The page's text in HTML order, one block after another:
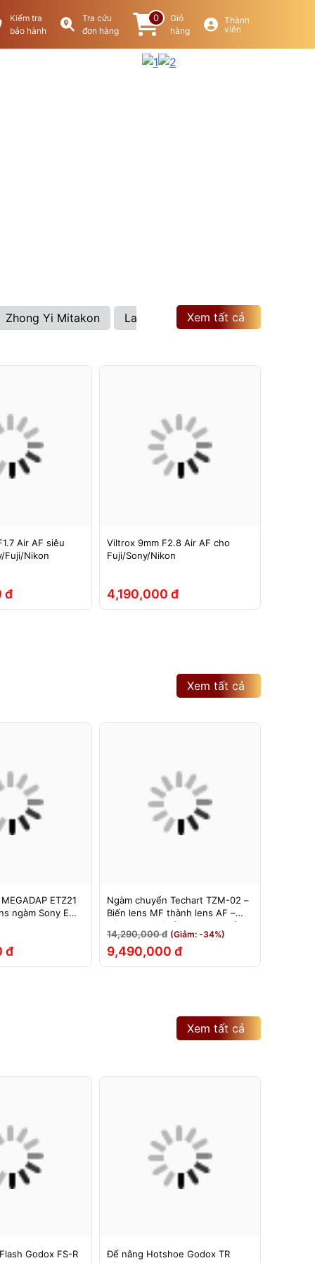
Kiểm tra
bảo hành
Tra cứu
đơn hàng
0
Giỏ
hàng
Thành
viên
Zhong Yi Mitakon Laowa Brightin Star
Xem tất cả
Air AF siêu
Fuji/Nikon
đ
Viltrox 9mm F2.8 Air AF cho
Fuji/Sony/Nikon
4,190,000 đ
Xem tất cả
ETZ21
ngàm Sony E
Z – Adapter
đ
Ngàm chuyển Techart TZM-02 –
Biến lens MF thành lens AF –
Dùng cho máy ảnh Nikon Z sử
dụng các ống kính ngàm Leica M
14,290,000 đ (Giảm: -34%)
9,490,000 đ
Xem tất cả
Godox FS-R
Đế nâng Hotshoe Godox TR